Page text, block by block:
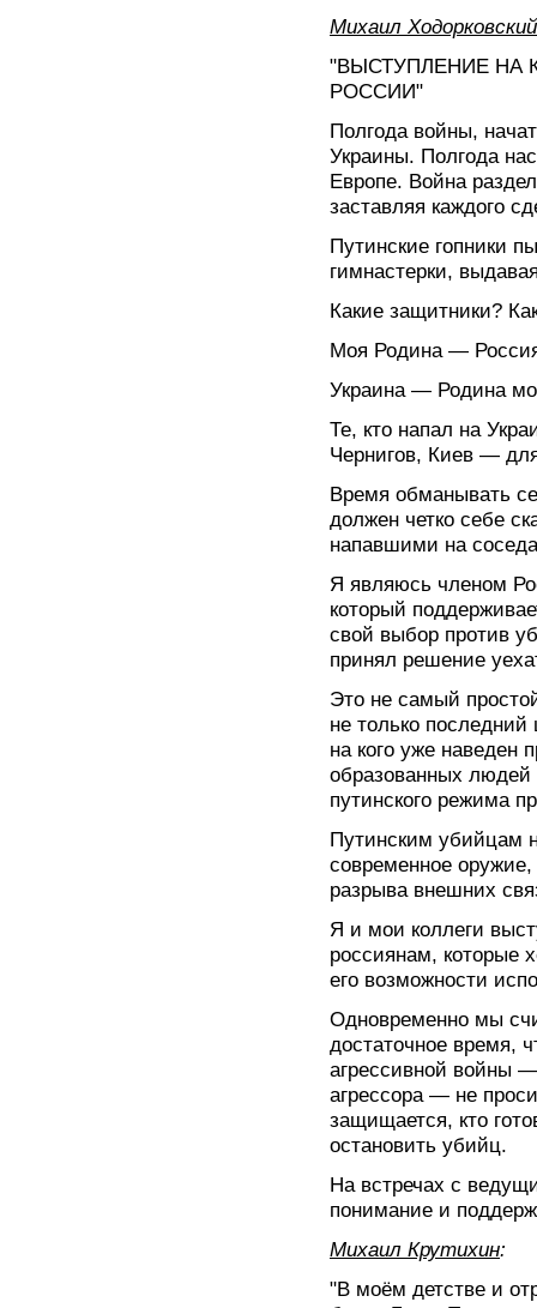
Михаил Ходорковский
"ВЫСТУПЛЕНИЕ НА
РОССИИ"
Полгода войны,
Украины. Полгода
Европе. Война
заставляя каждого
Путинские гопники
гимнастерки,
Какие защитники?
Моя Родина —
Украина — Родина
Те, кто напал на
Чернигов, Киев —
Время обманывать
должен четко себе
напавшими на
Я являюсь членом
который
свой выбор против
принял решение
Это не самый
не только
на кого уже наведен
образованных
путинского режима
Путинским убийцам
современное
разрыва внешних
Я и мои коллеги
россиянам, которые
его возможности
Одновременно мы
достаточное время,
агрессивной войны
агрессора — не
защищается, кто
остановить убийц.
На встречах с
понимание и
Михаил Крутихин:
"В моём детстве и